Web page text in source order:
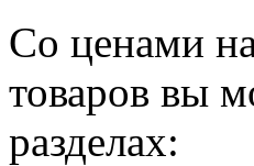
Со ценами
товаров вы
разделах: